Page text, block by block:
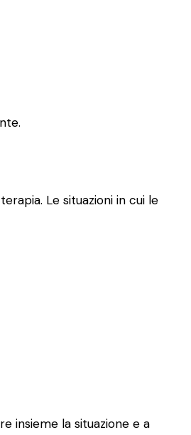
Le situazioni in cui le
insieme la situazione e a